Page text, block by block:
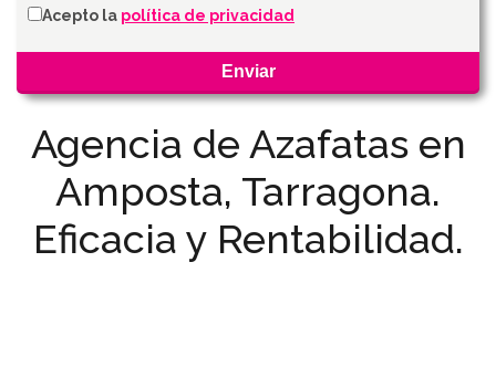
Agencia de Azafatas en
Amposta, Tarragona.
Eficacia y Rentabilidad.
Acepto la política de privacidad